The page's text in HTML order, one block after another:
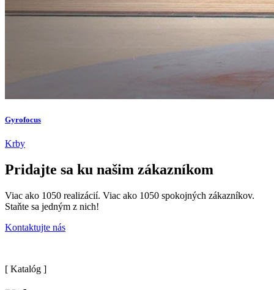
Gyrofocus
Krby
Pridajte sa ku našim zákazníkom
Viac ako 1050 realizácií. Viac ako 1050 spokojných zákazníkov.
Staňte sa jedným z nich!
Kontaktujte nás
[ Katalóg ]